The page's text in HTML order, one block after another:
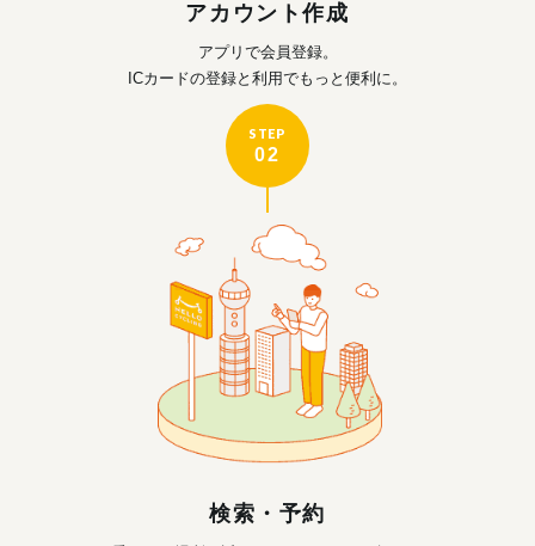
アカウント作成
アプリで会員登録。
ICカードの登録と利用でもっと便利に。
STEP
02
検索・予約